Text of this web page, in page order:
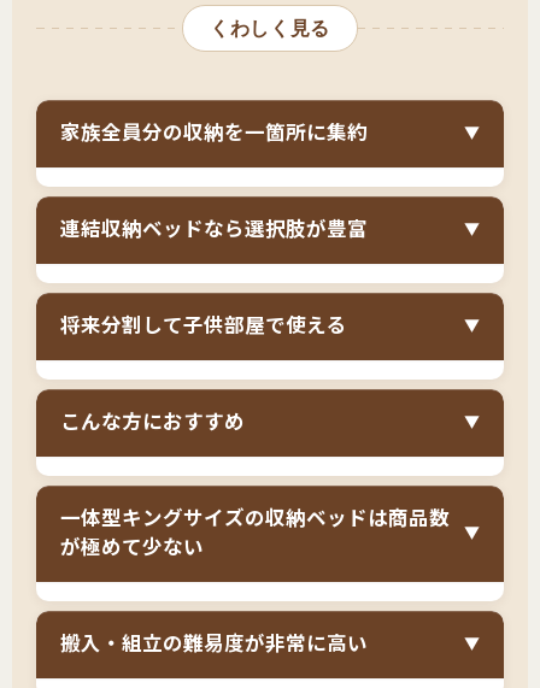
くわしく見る
家族全員分の収納を一箇所に集約 ▼
キングサイズの収納ベッドは、幅180cmの大型
サイズに引き出し収納があり、家族全員分の衣
する必要がありません。引き出しの反対側にあ
る長物収納スペースも広く、季節の布団や大型
できます。
連結収納ベッドなら選択肢が豊富 ▼
キング一体型の収納ベッドは商品数が非常に少
ないですが、シングル×2台やセミシングル×2台
具でしっかり固定すれば、隙間もほとんど気に
ならず、一体型と同じように使えます。在庫切
れのリスクも低く、購入しやすいのが大きなメ
リットです。
将来分割して子供部屋で使える ▼
連結収納ベッドは、お子様が成長して個室を持
つようになったら、分割して子供部屋で使える
が、連結なら分割するだけで済みます。シング
ら小柄なお子様の部屋で使えます。一度の購入
で、ライフステージの変化に対応できる柔軟性
があります。
こんな方におすすめ ▼
キングサイズの収納ベッドは以下のような方に
特におすすめです。
12畳以上の主寝室がある戸建て・新築マンショ
ンにお住まいの方
子供が二人以上いて、家族全員で寝たい方
一体型キングサイズの収納ベッドは商品数
が極めて少ない
▼
収納ベッドは、セミシングル〜セミダブルが主
流で、キングサイズは商品数が極めて少ない
搬入・組立の難易度が非常に高い ▼